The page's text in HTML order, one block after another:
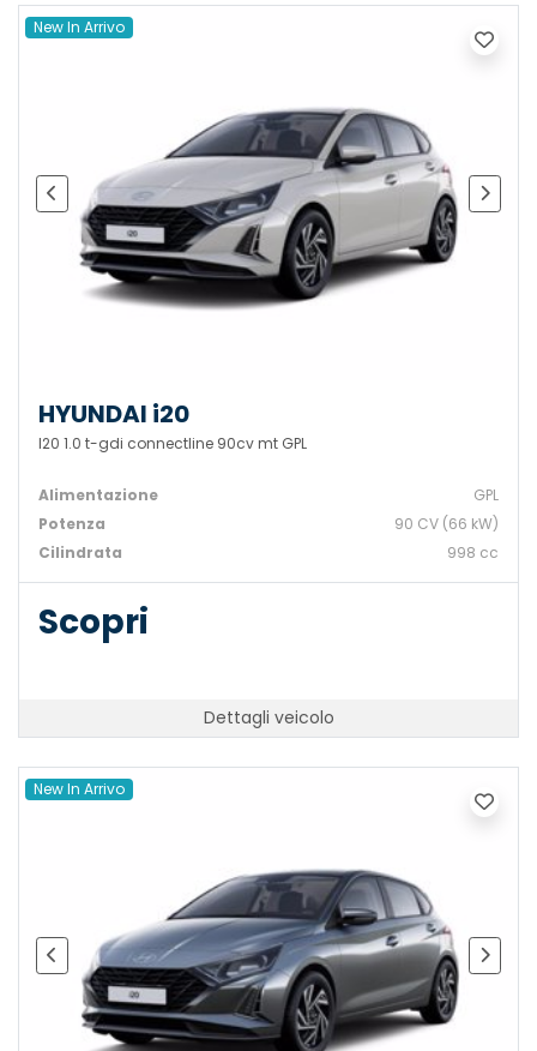
New In Arrivo
HYUNDAI i20
I20 1.0 t-gdi connectline 90cv mt GPL
Alimentazione
GPL
Potenza
90 CV (66 kW)
Cilindrata
998 cc
Scopri
Dettagli veicolo
New In Arrivo